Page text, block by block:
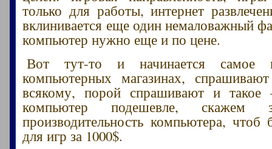
только для работы, интернет
вклинивается еще один немаловажный
компьютер нужно еще и по цене.
Вот тут-то и начинается самое
компьютерных магазинах,
всякому, порой спрашивают и такое
компьютер подешевле,
производительность компьютера,
для игр за 1000$.